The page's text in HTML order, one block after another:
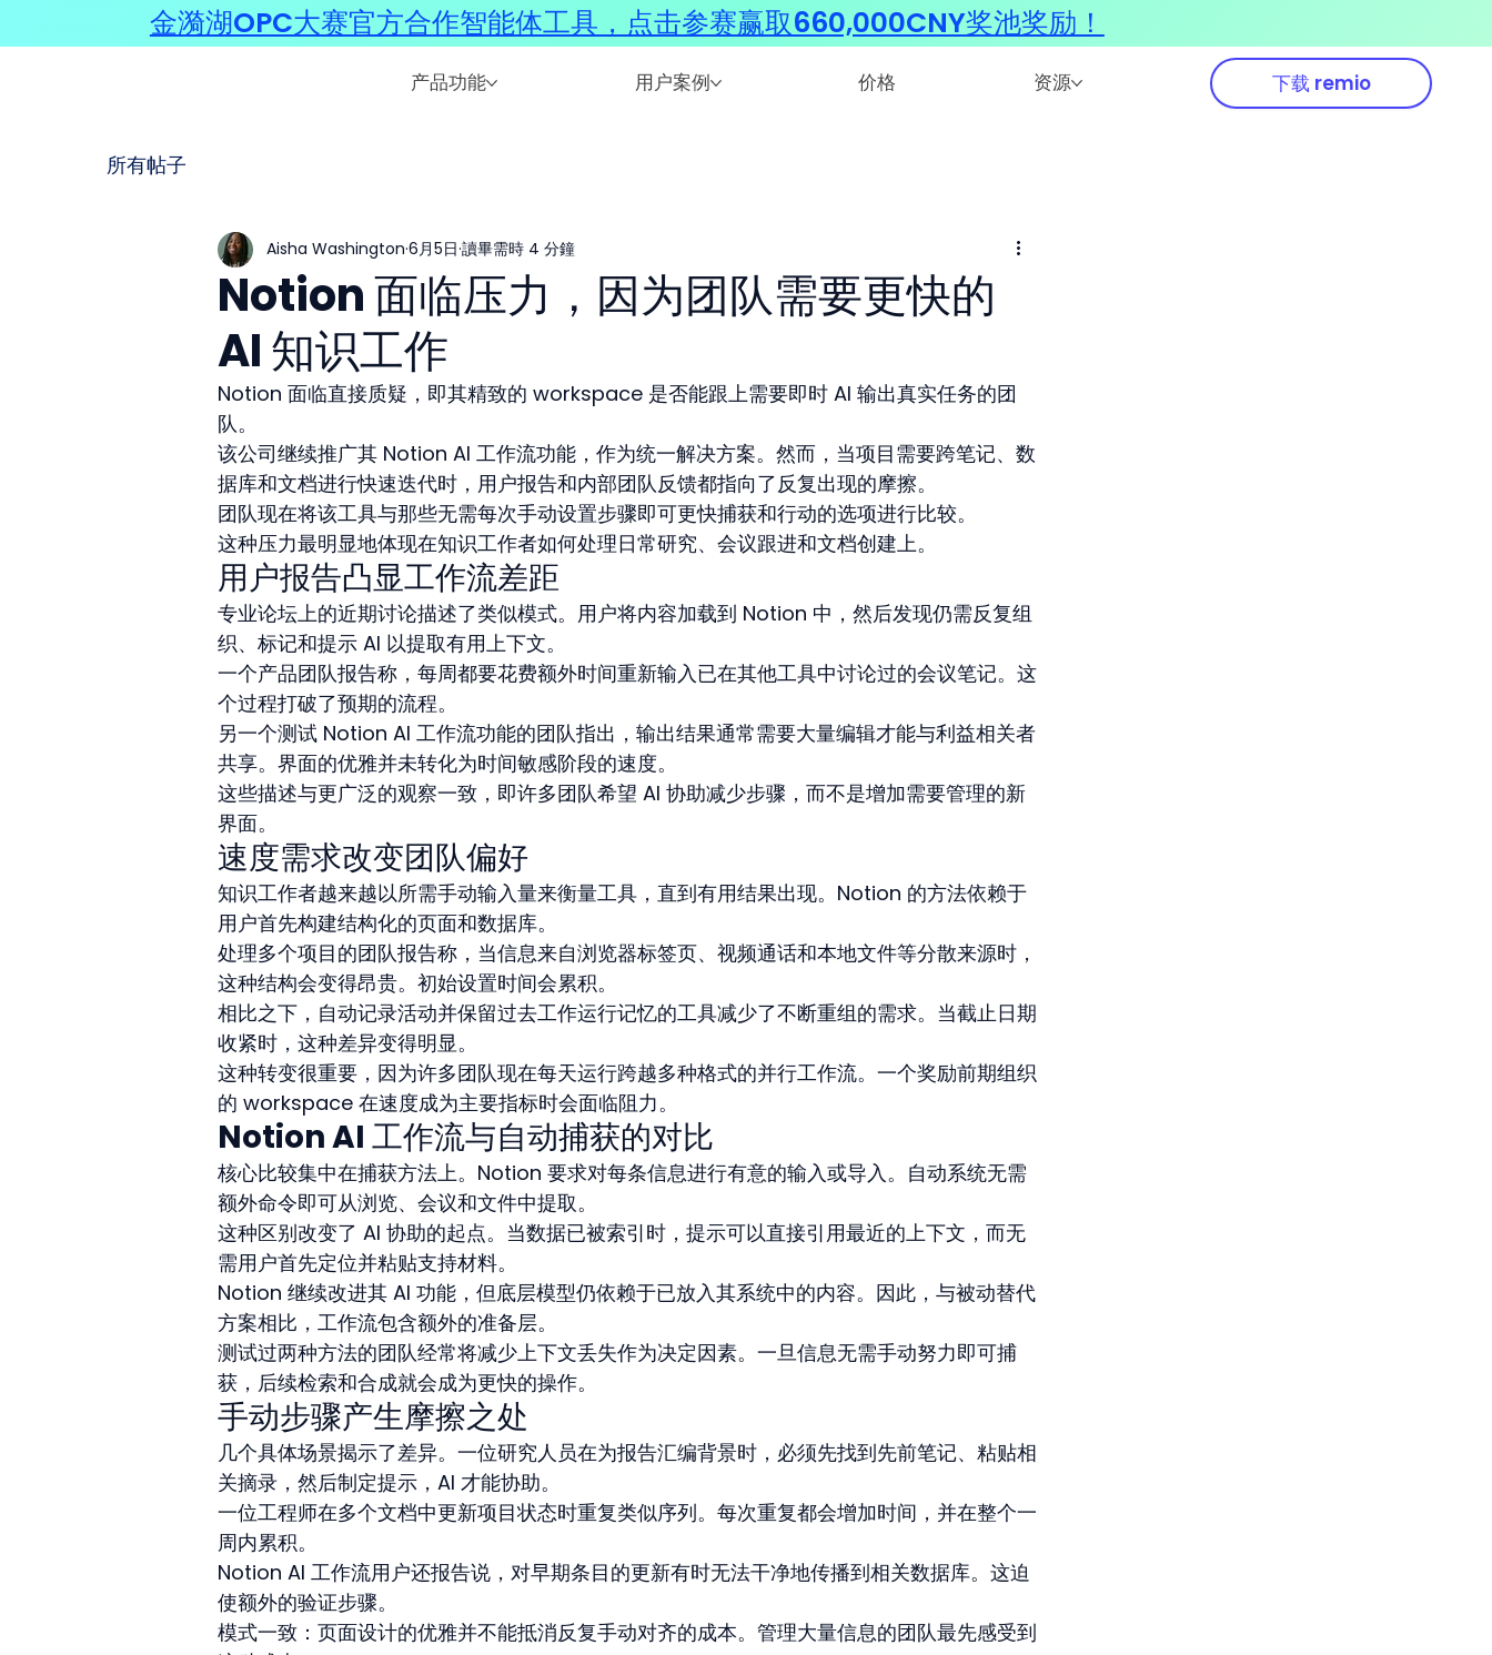
产品功能 用户案例 价格 资源 下载 remio
所有帖子
Notion 面临压力，因为团队需要更快的
AI 知识工作
Aisha Washington 6月5日 讀畢需時 4 分鐘
Notion 面临直接质疑，即其精致的 workspace 是否能跟上需要即时 AI 输出真实任务的团
队。
该公司继续推广其 Notion AI 工作流功能，作为统一解决方案。然而，当项目需要跨笔记、数
据库和文档进行快速迭代时，用户报告和内部团队反馈都指向了反复出现的摩擦。
团队现在将该工具与那些无需每次手动设置步骤即可更快捕获和行动的选项进行比较。
这种压力最明显地体现在知识工作者如何处理日常研究、会议跟进和文档创建上。
用户报告凸显工作流差距
专业论坛上的近期讨论描述了类似模式。用户将内容加载到 Notion 中，然后发现仍需反复组
织、标记和提示 AI 以提取有用上下文。
一个产品团队报告称，每周都要花费额外时间重新输入已在其他工具中讨论过的会议笔记。这
个过程打破了预期的流程。
另一个测试 Notion AI 工作流功能的团队指出，输出结果通常需要大量编辑才能与利益相关者
共享。界面的优雅并未转化为时间敏感阶段的速度。
这些描述与更广泛的观察一致，即许多团队希望 AI 协助减少步骤，而不是增加需要管理的新
界面。
速度需求改变团队偏好
知识工作者越来越以所需手动输入量来衡量工具，直到有用结果出现。Notion 的方法依赖于
用户首先构建结构化的页面和数据库。
处理多个项目的团队报告称，当信息来自浏览器标签页、视频通话和本地文件等分散来源时，
这种结构会变得昂贵。初始设置时间会累积。
相比之下，自动记录活动并保留过去工作运行记忆的工具减少了不断重组的需求。当截止日期
收紧时，这种差异变得明显。
这种转变很重要，因为许多团队现在每天运行跨越多种格式的并行工作流。一个奖励前期组织
的 workspace 在速度成为主要指标时会面临阻力。
Notion AI 工作流与自动捕获的对比
核心比较集中在捕获方法上。Notion 要求对每条信息进行有意的输入或导入。自动系统无需
额外命令即可从浏览、会议和文件中提取。
这种区别改变了 AI 协助的起点。当数据已被索引时，提示可以直接引用最近的上下文，而无
需用户首先定位并粘贴支持材料。
Notion 继续改进其 AI 功能，但底层模型仍依赖于已放入其系统中的内容。因此，与被动替代
方案相比，工作流包含额外的准备层。
测试过两种方法的团队经常将减少上下文丢失作为决定因素。一旦信息无需手动努力即可捕
获，后续检索和合成就会成为更快的操作。
手动步骤产生摩擦之处
几个具体场景揭示了差异。一位研究人员在为报告汇编背景时，必须先找到先前笔记、粘贴相
关摘录，然后制定提示，AI 才能协助。
一位工程师在多个文档中更新项目状态时重复类似序列。每次重复都会增加时间，并在整个一
周内累积。
Notion AI 工作流用户还报告说，对早期条目的更新有时无法干净地传播到相关数据库。这迫
使额外的验证步骤。
模式一致：页面设计的优雅并不能抵消反复手动对齐的成本。管理大量信息的团队最先感受到
金漪湖OPC大赛官方合作智能体工具，点击参赛赢取660,000CNY奖池奖励！